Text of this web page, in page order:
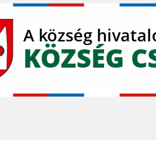
A község
KÖZSÉG